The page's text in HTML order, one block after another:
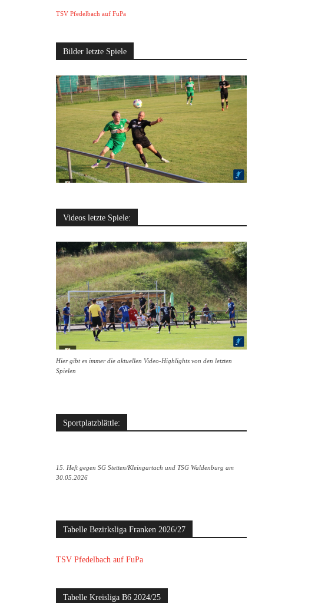
TSV Pfedelbach auf FuPa
Bilder letzte Spiele
Videos letzte Spiele:
Hier gibt es immer die aktuellen Video-Highlights von den letzten
Spielen
Sportplatzblättle:
15. Heft gegen SG Stetten/Kleingartach und TSG Waldenburg am
30.05.2026
Tabelle Bezirksliga Franken 2026/27
TSV Pfedelbach auf FuPa
Tabelle Kreisliga B6 2024/25